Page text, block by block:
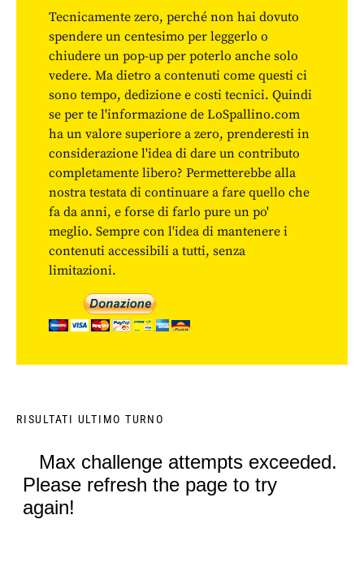
Tecnicamente zero, perché non hai dovuto
spendere un centesimo per leggerlo o
chiudere un pop-up per poterlo anche solo
vedere. Ma dietro a contenuti come questi ci
sono tempo, dedizione e costi tecnici. Quindi
se per te l'informazione de LoSpallino.com
ha un valore superiore a zero, prenderesti in
considerazione l'idea di dare un contributo
completamente libero? Permetterebbe alla
nostra testata di continuare a fare quello che
fa da anni, e forse di farlo pure un po'
meglio. Sempre con l'idea di mantenere i
contenuti accessibili a tutti, senza
limitazioni.
RISULTATI ULTIMO TURNO